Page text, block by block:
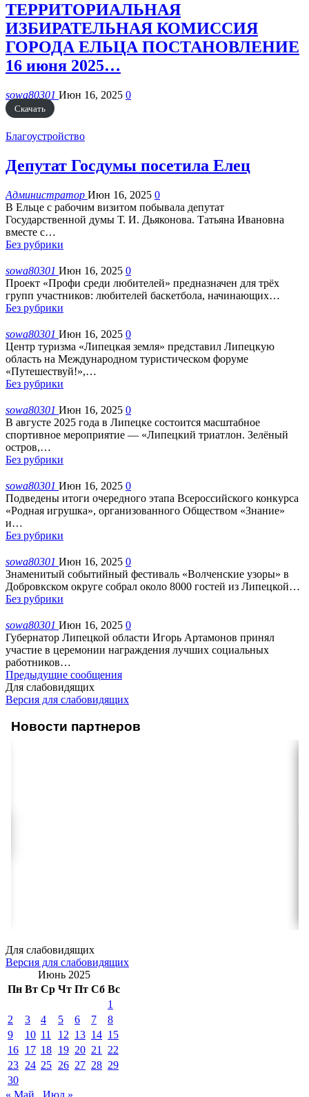
ТЕРРИТОРИАЛЬНАЯ
ИЗБИРАТЕЛЬНАЯ КОМИССИЯ
ГОРОДА ЕЛЬЦА ПОСТАНОВЛЕНИЕ
16 июня 2025…
sowa80301 Июн 16, 2025 0
Скачать
Благоустройство
Депутат Госдумы посетила Елец
Администратор Июн 16, 2025 0
В Ельце с рабочим визитом побывала депутат
Государственной думы Т. И. Дьяконова. Татьяна Ивановна
вместе с…
Без рубрики
sowa80301 Июн 16, 2025 0
Проект «Профи среди любителей» предназначен для трёх
групп участников: любителей баскетбола, начинающих…
Без рубрики
sowa80301 Июн 16, 2025 0
Центр туризма «Липецкая земля» представил Липецкую
область на Международном туристическом форуме
«Путешествуй!»,…
Без рубрики
sowa80301 Июн 16, 2025 0
В августе 2025 года в Липецке состоится масштабное
спортивное мероприятие — «Липецкий триатлон. Зелёный
остров,…
Без рубрики
sowa80301 Июн 16, 2025 0
Подведены итоги очередного этапа Всероссийского конкурса
«Родная игрушка», организованного Обществом «Знание»
и…
Без рубрики
sowa80301 Июн 16, 2025 0
Знаменитый событийный фестиваль «Волченские узоры» в
Добровкском округе собрал около 8000 гостей из Липецкой…
Без рубрики
sowa80301 Июн 16, 2025 0
Губернатор Липецкой области Игорь Артамонов принял
участие в церемонии награждения лучших социальных
работников…
Предыдущие сообщения
Для слабовидящих
Версия для слабовидящих
Новости партнеров
Для слабовидящих
Версия для слабовидящих
Июнь 2025
Пн Вт Ср Чт Пт Сб Вс
1
2
3 4 5 6 7
8
9
10 11 12 13 14 15
16 17 18 19 20 21
22
23 24 25 26 27 28 29
30
« Май
Июл »